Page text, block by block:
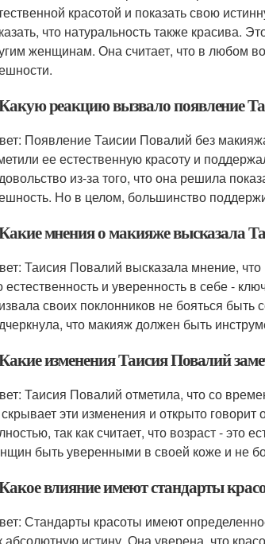
красотой и показать свою
что натуральность также красива.
женщинам. Она считает, что в любом
реакцию вызвало появление
Появление Таисии Повалий без
ее естественную красоту и
из-за того, что она решила
Но в целом, большинство
мнения о макияже высказала
Таисия Повалий высказала мнение,
естественность и уверенность в себе -
своих поклонников не бояться
что макияж должен быть
изменения Таисия Повалий
Таисия Повалий отметила, что со
эти изменения и открыто
так как считает, что возраст -
быть уверенными в своей коже и не
влияние имеют стандарты
Стандарты красоты имеют